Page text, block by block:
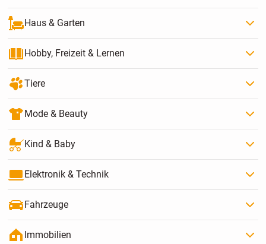
Haus & Garten
Hobby, Freizeit & Lernen
Tiere
Mode & Beauty
Kind & Baby
Elektronik & Technik
Fahrzeuge
Immobilien